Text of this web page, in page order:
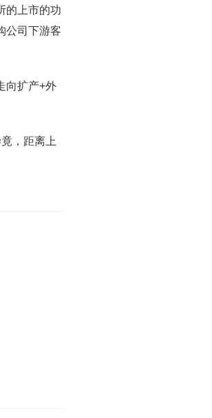
的上市的功
公司下游客
向扩产+外
，距离上